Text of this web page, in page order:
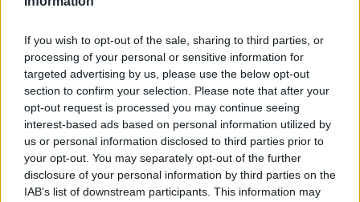
If you wish to opt-out of the sale, sharing to third parties, or
processing of your personal or sensitive information for
targeted advertising by us, please use the below opt-out
section to confirm your selection. Please note that after your
opt-out request is processed you may continue seeing
interest-based ads based on personal information utilized by
us or personal information disclosed to third parties prior to
your opt-out. You may separately opt-out of the further
disclosure of your personal information by third parties on the
IAB’s list of downstream participants. This information may